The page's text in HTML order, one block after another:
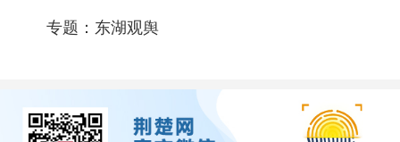
专题： 东湖观舆